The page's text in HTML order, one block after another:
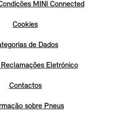
MINI Connected
Cookies
de Dados
Eletrónico
Contactos
sobre Pneus